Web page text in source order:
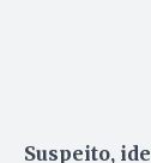
Suspeito,